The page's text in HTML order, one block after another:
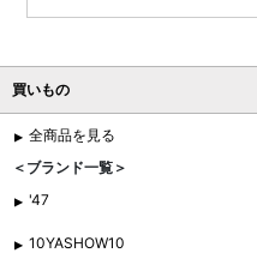
買いもの
全商品を見る
＜ブランド一覧＞
'47
10YASHOW10